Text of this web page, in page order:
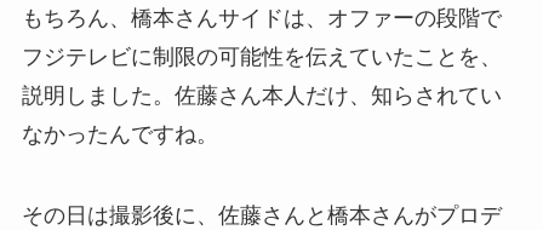
もちろん、橋本さんサイドは、オファーの段階で
フジテレビに制限の可能性を伝えていたことを、
説明しました。佐藤さん本人だけ、知らされてい
なかったんですね。
その日は撮影後に、佐藤さんと橋本さんがプロデ